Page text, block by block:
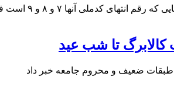
آنها ۷ و ۸ و ۹ است فعال شد.؛
تا شب عید
طبقات ضعیف و محروم جامعه خبر داد